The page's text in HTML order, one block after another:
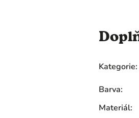
Kategorie:
Barva:
Materiál: